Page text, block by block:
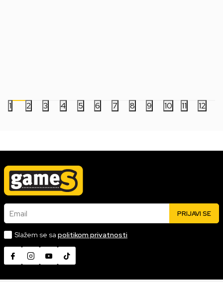
1 2 3 4 5 6 7 8 9 10 11 12
Email PRIJAVI SE
Slažem se sa politikom privatnosti